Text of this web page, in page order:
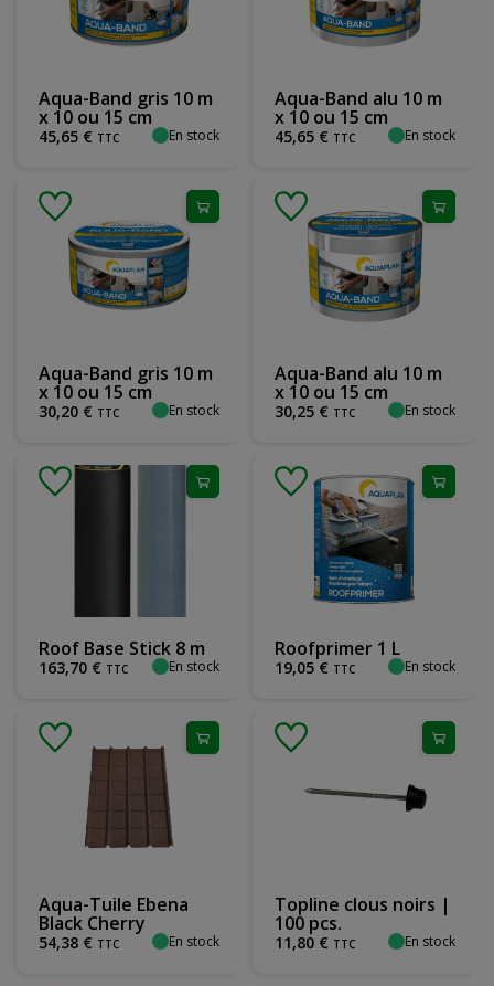
Aqua-Band gris 10 m
x 10 ou 15 cm
45,65 € TTC En stock
Aqua-Band alu 10 m
x 10 ou 15 cm
45,65 € TTC En stock
Aqua-Band gris 10 m
x 10 ou 15 cm
30,20 € TTC En stock
Aqua-Band alu 10 m
x 10 ou 15 cm
30,25 € TTC En stock
Roof Base Stick 8 m
163,70 € TTC En stock
Roofprimer 1 L
19,05 € TTC En stock
Aqua-Tuile Ebena
Black Cherry
54,38 € TTC En stock
Topline clous noirs |
100 pcs.
11,80 € TTC En stock